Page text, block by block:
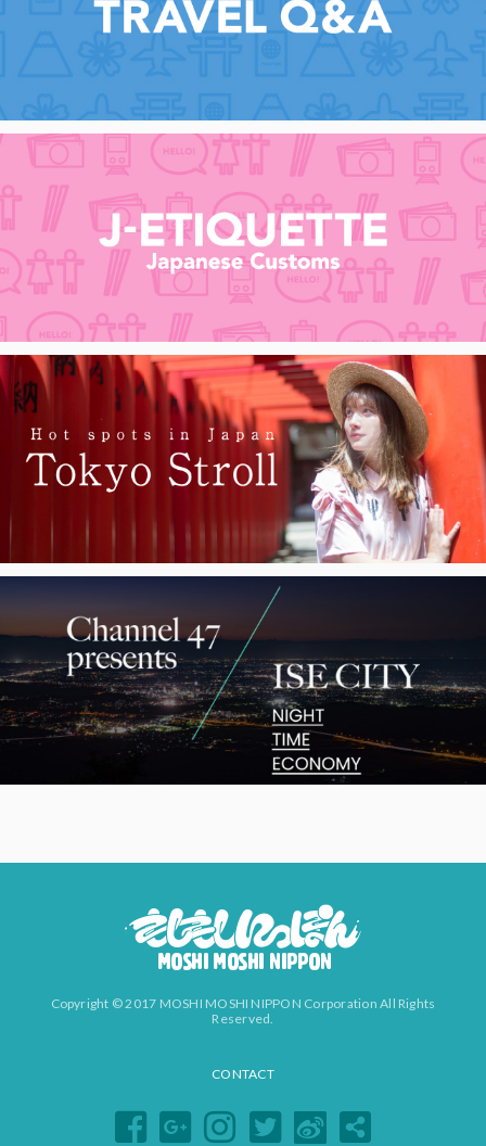
Copyright © 2017 MOSHI MOSHI NIPPON Corporation All Rights
Reserved.
CONTACT